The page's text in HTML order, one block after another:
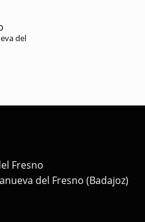
del
Fresno
del Fresno (Badajoz)